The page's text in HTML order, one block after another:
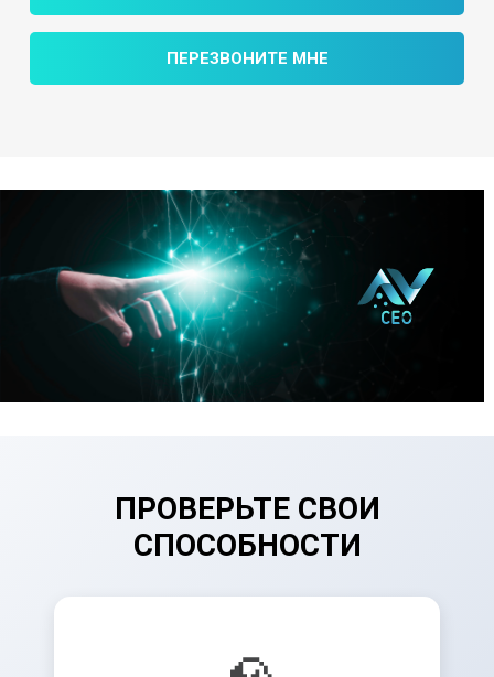
ПЕРЕЗВОНИТЕ МНЕ
ПРОВЕРЬТЕ СВОИ
СПОСОБНОСТИ